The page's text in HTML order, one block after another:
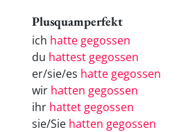
Plusquamperfekt
ich hatte gegossen
du hattest gegossen
er/sie/es hatte gegossen
wir hatten gegossen
ihr hattet gegossen
sie/Sie hatten gegossen